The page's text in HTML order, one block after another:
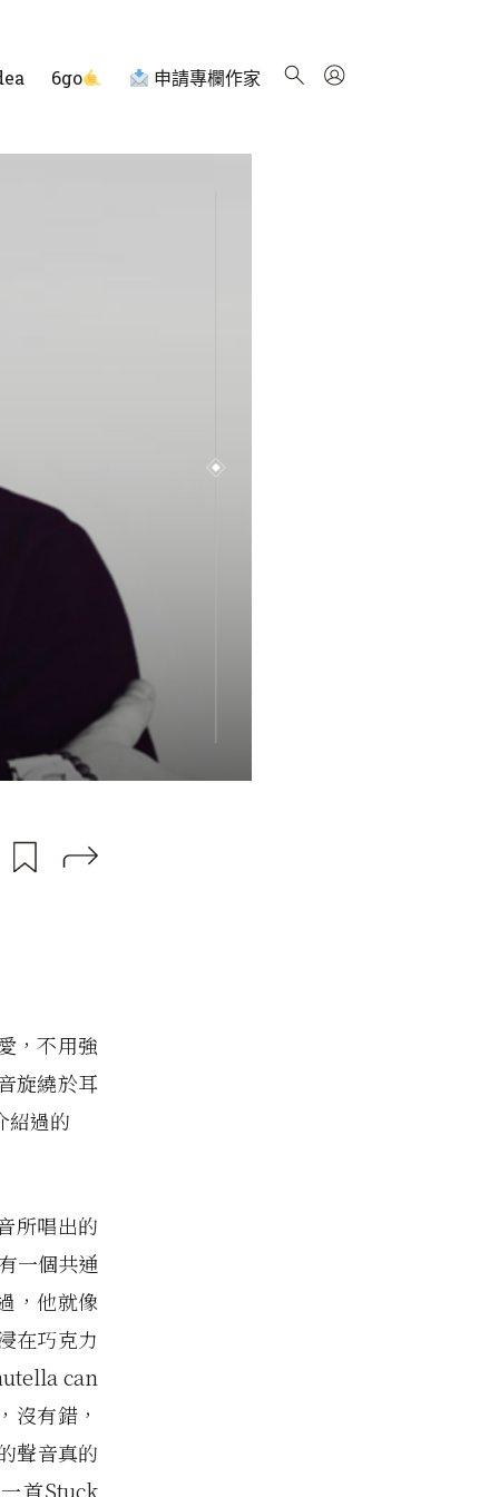
6go 申請專欄作家
，不用強
旋繞於耳
紹過的
所唱出的
一個共通
，他就像
在巧克力
can
有錯，
聲音真的
首Stuck